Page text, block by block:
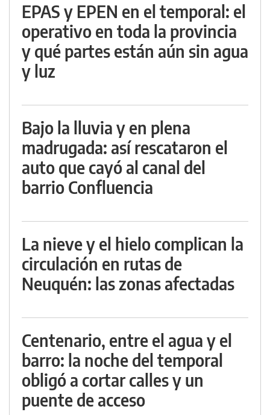
EPAS y EPEN en el temporal: el
operativo en toda la provincia
y qué partes están aún sin agua
y luz
Bajo la lluvia y en plena
madrugada: así rescataron el
auto que cayó al canal del
barrio Confluencia
La nieve y el hielo complican la
circulación en rutas de
Neuquén: las zonas afectadas
Centenario, entre el agua y el
barro: la noche del temporal
obligó a cortar calles y un
puente de acceso